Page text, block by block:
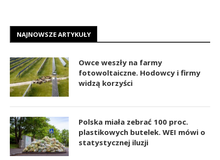
NAJNOWSZE ARTYKUŁY
Owce weszły na farmy
fotowoltaiczne. Hodowcy i firmy
widzą korzyści
Polska miała zebrać 100 proc.
plastikowych butelek. WEI mówi o
statystycznej iluzji